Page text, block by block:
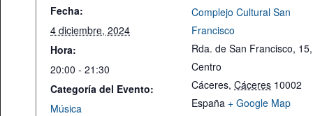
Fecha:
4 diciembre, 2024
Hora:
20:00 - 21:30
Categoría del Evento:
Música
Complejo Cultural San
Francisco
Rda. de San Francisco, 15,
Centro
Cáceres, Cáceres 10002
España + Google Map